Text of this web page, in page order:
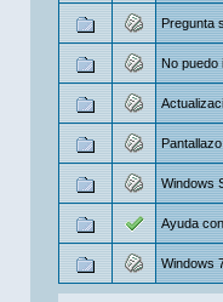
Pregunta
No puedo
Windows
Ayuda
Windows